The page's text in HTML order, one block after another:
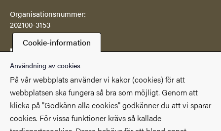
Cookie-information
Användning av cookies
På vår webbplats använder vi kakor (cookies) för att
webbplatsen ska fungera så bra som möjligt. Genom att
klicka på "Godkänn alla cookies" godkänner du att vi sparar
cookies. För vissa funktioner krävs så kallade
Organisationsnummer:
202100-3153
Postadress
Göteborgs universitetsbibliotek
Box 607
SE 405 30 Göteborg
Genvägar
Studentportalen(Extern länk)
Medarbetarportalen(Extern länk)